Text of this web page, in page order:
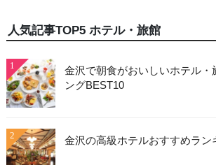
人気記事TOP5 ホテル・旅館
1
金沢で朝食がおいしいホテル・
ングBEST10
2 金沢の高級ホテルおすすめラン